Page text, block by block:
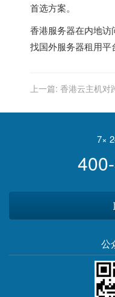
首选方案。
香港服务器在内地访
找国外服务器租用平
上一篇: 香港云主机对
7×
公